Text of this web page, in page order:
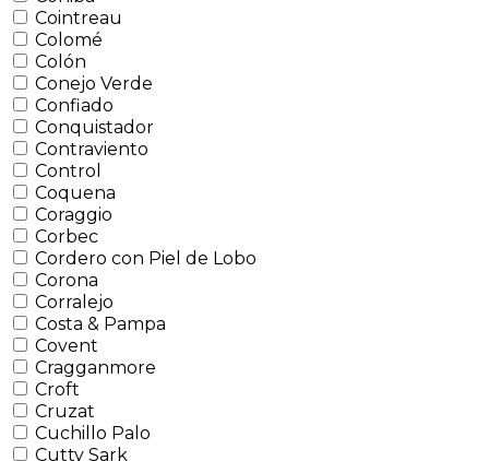
Cointreau
Colomé
Colón
Conejo Verde
Confiado
Conquistador
Contraviento
Control
Coquena
Coraggio
Corbec
Cordero con Piel de Lobo
Corona
Corralejo
Costa & Pampa
Covent
Cragganmore
Croft
Cruzat
Cuchillo Palo
Cutty Sark